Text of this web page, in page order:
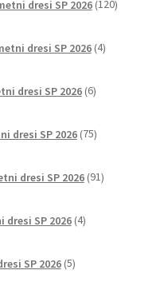
dresi SP 2026 120izdelkov
dresi SP 2026 4izdelki
dresi SP 2026 6izdelkov
dresi SP 2026 75izdelkov
dresi SP 2026 91izdelkov
dresi SP 2026 4izdelki
SP 2026 5izdelkov